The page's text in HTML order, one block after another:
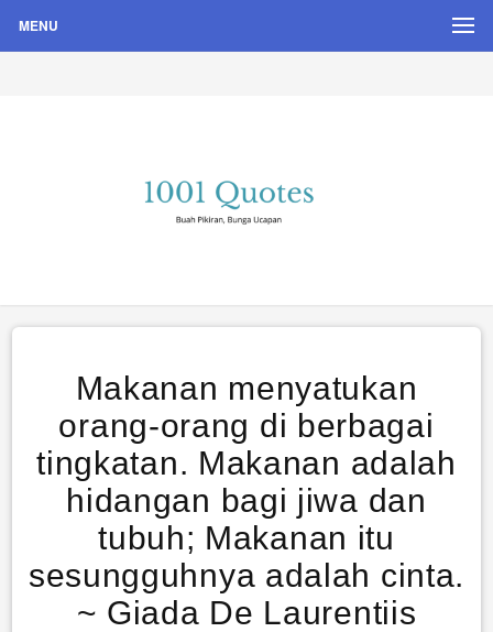
MENU
Quote Hari Puisi
Makanan menyatukan
orang-orang di berbagai
tingkatan. Makanan adalah
hidangan bagi jiwa dan
tubuh; Makanan itu
sesungguhnya adalah cinta.
~ Giada De Laurentiis